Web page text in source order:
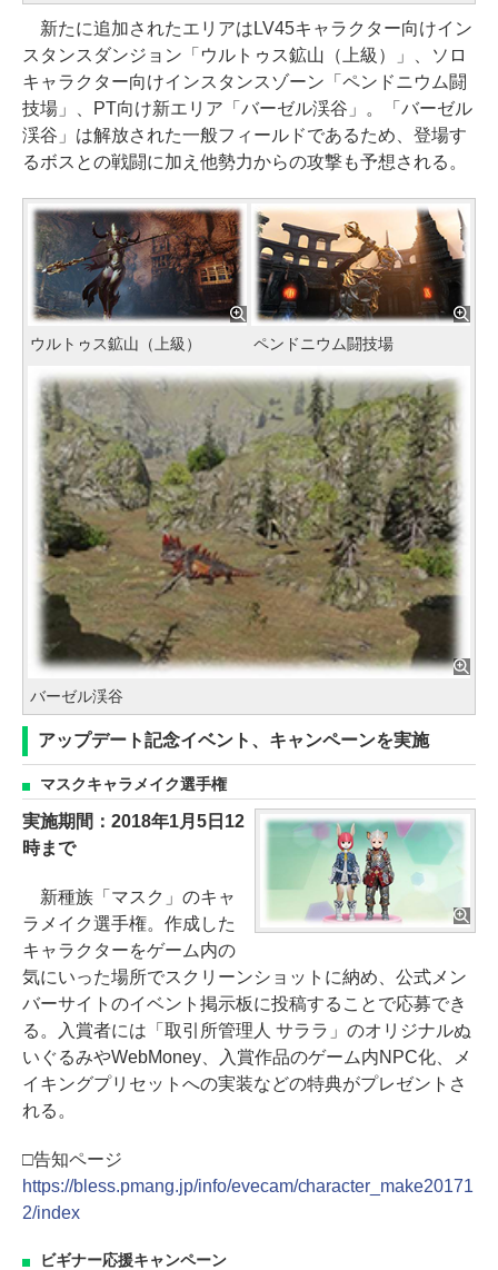
新たに追加されたエリアはLV45キャラクター向けイン
スタンスダンジョン「ウルトゥス鉱山（上級）」、ソロ
キャラクター向けインスタンスゾーン「ペンドニウム闘
技場」、PT向け新エリア「バーゼル渓谷」。「バーゼル
渓谷」は解放された一般フィールドであるため、登場す
るボスとの戦闘に加え他勢力からの攻撃も予想される。
ウルトゥス鉱山（上級） ペンドニウム闘技場
バーゼル渓谷
アップデート記念イベント、キャンペーンを実施
マスクキャラメイク選手権
実施期間：2018年1月5日12
時まで
新種族「マスク」のキャ
ラメイク選手権。作成した
キャラクターをゲーム内の
気にいった場所でスクリーンショットに納め、公式メン
バーサイトのイベント掲示板に投稿することで応募でき
る。入賞者には「取引所管理人 サララ」のオリジナルぬ
いぐるみやWebMoney、入賞作品のゲーム内NPC化、メ
イキングプリセットへの実装などの特典がプレゼントさ
れる。
□告知ページ
https://bless.pmang.jp/info/evecam/character_make20171
2/index
ビギナー応援キャンペーン